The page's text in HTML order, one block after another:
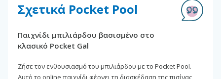
Σχετικά Pocket Pool
Παιχνίδι μπιλιάρδου βασισμένο στο
κλασικό Pocket Gal
Ζήσε τον ενθουσιασμό του μπιλιάρδου με το Pocket Pool.
Αυτό το online παιχνίδι φέρνει τη διασκέδαση της πισίνας